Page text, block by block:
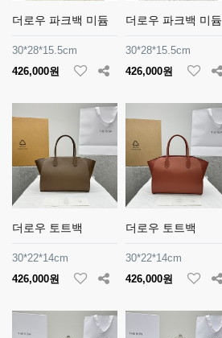
더로우 파크백 미듐
30*28*15.5cm
426,000원
더로우 파크백 미듐
30*28*15.5cm
426,000원
더로우 토트백
30*22*14cm
426,000원
더로우 토트백
30*22*14cm
426,000원